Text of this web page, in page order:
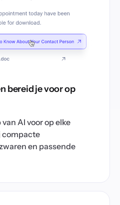
bereid je voor op
AI voor op elke
compacte
en passende